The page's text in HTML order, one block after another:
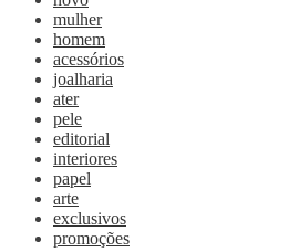
mulher
homem
acessórios
joalharia
ater
pele
editorial
interiores
papel
arte
exclusivos
promoções